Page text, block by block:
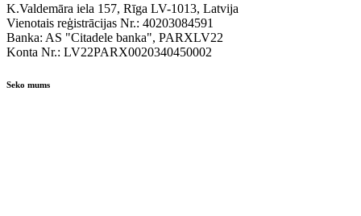
K.Valdemāra iela 157, Rīga LV-1013, Latvija
Vienotais reģistrācijas Nr.: 40203084591
Banka: AS "Citadele banka", PARXLV22
Konta Nr.: LV22PARX0020340450002
Seko mums